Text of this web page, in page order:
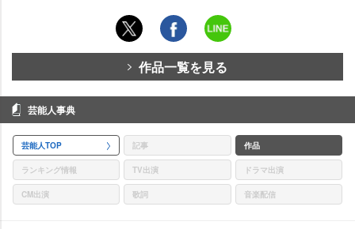
作品一覧を見る
芸能人事典
芸能人TOP 記事 作品
ランキング情報 TV出演 ドラマ出演
CM出演 歌詞 音楽配信